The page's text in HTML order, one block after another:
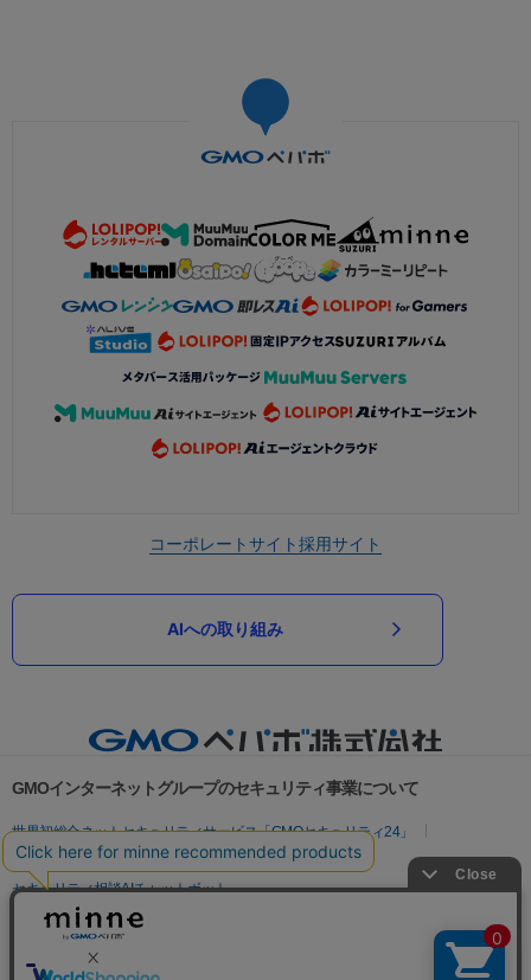
コーポレートサイト採用サイト
AIへの取り組み
GMOインターネットグループのセキュリティ事業について
世界初総合ネットセキュリティサービス「GMOセキュリティ24」
パスワード漏洩診断
Webサイトリスク診断
セキュリティ相談AIチャットボット
実在証明・盗聴対策